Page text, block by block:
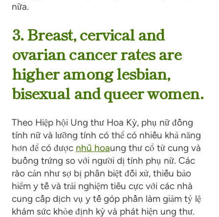
nữa.
3. Breast, cervical and
ovarian cancer rates are
higher among lesbian,
bisexual and queer women.
Theo Hiệp hội Ung thư Hoa Kỳ, phụ nữ đồng
tính nữ và lưỡng tính có thể có nhiều khả năng
hơn để có được nhũ hoaung thư cổ tử cung và
buồng trứng so với người dị tính phụ nữ. Các
rào cản như sợ bị phân biệt đối xử, thiếu bảo
hiểm y tế và trải nghiệm tiêu cực với các nhà
cung cấp dịch vụ y tế góp phần làm giảm tỷ lệ
khám sức khỏe định kỳ và phát hiện ung thư.